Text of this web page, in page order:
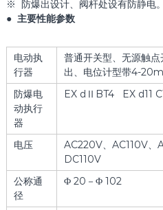
※ 防爆出设计、阀杆处设有防静电。
● 主要性能参数
电动执
行器
普通开关型、无源触
出、电位计型带4-
防爆电
动执行
器
EX dⅡBT4 EX d11
电压
AC220V、AC110V、
DC110V
公称通
径
Φ 20－Φ 102